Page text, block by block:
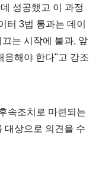
성공했고 이 과정
터 3법 통과는 데이
는 시작에 불과, 앞
응해야 한다"고 강조
속조치로 마련되는
대상으로 의견을 수